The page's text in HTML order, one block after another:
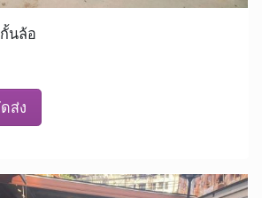
นล้อ
ส่ง